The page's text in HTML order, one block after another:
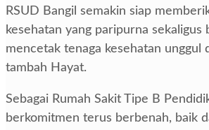
RSUD Bangil semakin siap
kesehatan yang paripurna sekaligus
mencetak tenaga kesehatan unggul
tambah Hayat.
Sebagai Rumah Sakit Tipe B
berkomitmen terus berbenah, baik